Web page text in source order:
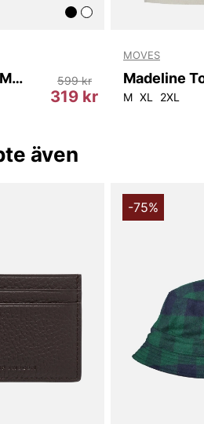
Topp 10310 Mingel
319 kr
599 kr
MOVES
M XL 2XL
även
-75%